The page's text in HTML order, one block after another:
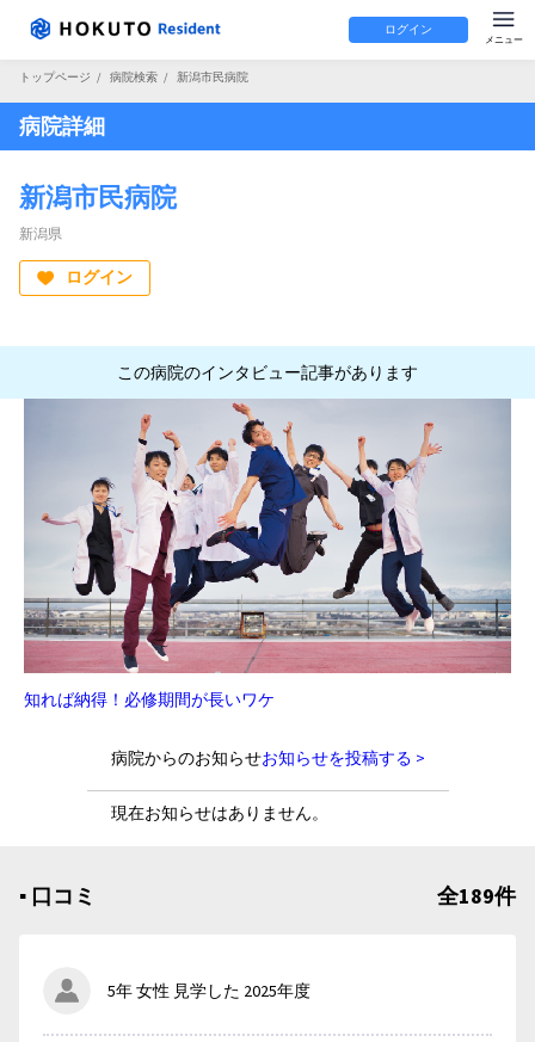
ログイン
トップページ / 病院検索 / 新潟市民病院
病院詳細
新潟市民病院
新潟県
ログイン
この病院のインタビュー記事があります
知れば納得！必修期間が長いワケ
病院からのお知らせお知らせを投稿する >
現在お知らせはありません。
▪︎ 口コミ 全189件
5年 女性 見学した 2025年度